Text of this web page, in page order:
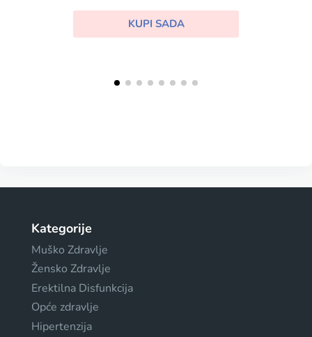
KUPI SADA
Kategorije
Muško Zdravlje
Žensko Zdravlje
Erektilna Disfunkcija
Opće zdravlje
Hipertenzija